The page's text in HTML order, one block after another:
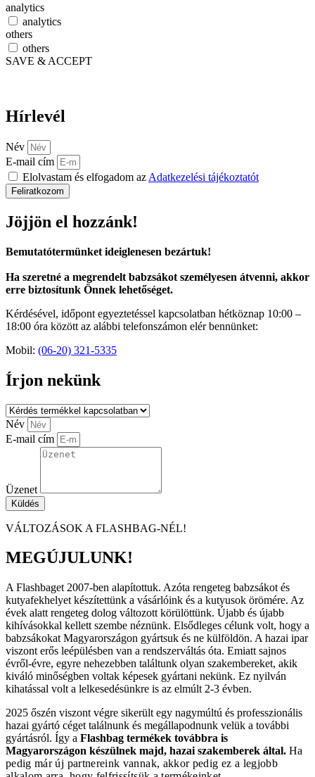
analytics
analytics
others
others
SAVE & ACCEPT
Hírlevél
Név
E-mail cím
Elolvastam és elfogadom az Adatkezelési tájékoztatót
Feliratkozom
Jöjjön el hozzánk!
Bemutatótermünket ideiglenesen bezártuk!
Ha szeretné a megrendelt babzsákot személyesen átvenni, akkor
erre biztosítunk Önnek lehetőséget.
Kérdésével, időpont egyeztetéssel kapcsolatban hétköznap 10:00 –
18:00 óra között az alábbi telefonszámon elér bennünket:
Mobil: (06-20) 321-5335
Írjon nekünk
Név
E-mail cím
Üzenet
Küldés
VÁLTOZÁSOK A FLASHBAG-NÉL!
MEGÚJULUNK!
A Flashbaget 2007-ben alapítottuk. Azóta rengeteg babzsákot és
kutyafekhelyet készítettünk a vásárlóink és a kutyusok örömére. Az
évek alatt rengeteg dolog változott körülöttünk. Újabb és újabb
kihívásokkal kellett szembe néznünk. Elsődleges célunk volt, hogy a
babzsákokat Magyarországon gyártsuk és ne külföldön. A hazai ipar
viszont erős leépülésben van a rendszerváltás óta. Emiatt sajnos
évről-évre, egyre nehezebben találtunk olyan szakembereket, akik
kiváló minőségben voltak képesek gyártani nekünk. Ez nyilván
kihatással volt a lelkesedésünkre is az elmúlt 2-3 évben.
2025 őszén viszont végre sikerült egy nagymúltú és professzionális
hazai gyártó céget találnunk és megállapodnunk velük a további
gyártásról. Így a Flashbag termékek továbbra is
Magyarországon készülnek majd, hazai szakemberek által. Ha
pedig már új partnereink vannak, akkor pedig ez a legjobb